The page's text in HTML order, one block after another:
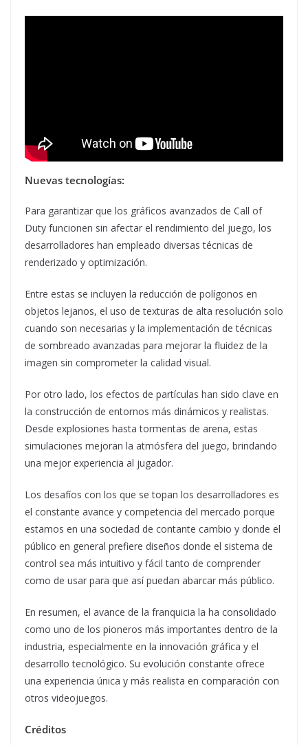
Nuevas tecnologías:
Para garantizar que los gráficos avanzados de Call of
Duty funcionen sin afectar el rendimiento del juego, los
desarrolladores han empleado diversas técnicas de
renderizado y optimización.
Entre estas se incluyen la reducción de polígonos en
objetos lejanos, el uso de texturas de alta resolución solo
cuando son necesarias y la implementación de técnicas
de sombreado avanzadas para mejorar la fluidez de la
imagen sin comprometer la calidad visual.
Por otro lado, los efectos de partículas han sido clave en
la construcción de entornos más dinámicos y realistas.
Desde explosiones hasta tormentas de arena, estas
simulaciones mejoran la atmósfera del juego, brindando
una mejor experiencia al jugador.
Los desafíos con los que se topan los desarrolladores es
el constante avance y competencia del mercado porque
estamos en una sociedad de contante cambio y donde el
público en general prefiere diseños donde el sistema de
control sea más intuitivo y fácil tanto de comprender
como de usar para que así puedan abarcar más público.
En resumen, el avance de la franquicia la ha consolidado
como uno de los pioneros más importantes dentro de la
industria, especialmente en la innovación gráfica y el
desarrollo tecnológico. Su evolución constante ofrece
una experiencia única y más realista en comparación con
otros videojuegos.
Créditos